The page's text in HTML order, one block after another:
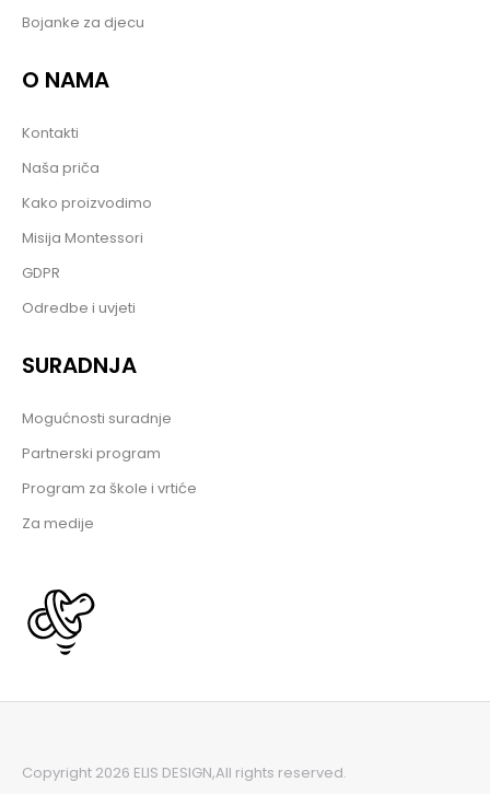
Bojanke za djecu
O NAMA
Kontakti
Naša priča
Kako proizvodimo
Misija Montessori
GDPR
Odredbe i uvjeti
SURADNJA
Mogućnosti suradnje
Partnerski program
Program za škole i vrtiće
Za medije
Copyright 2026 ELIS DESIGN,All rights reserved.